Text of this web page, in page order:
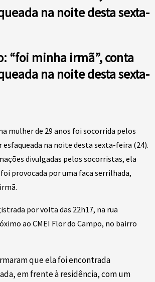
na noite desta sexta-
“foi minha irmã”, conta
na noite desta sexta-
mulher de 29 anos foi socorrida pelos
esfaqueada na noite desta sexta-feira (24).
divulgadas pelos socorristas, ela
provocada por uma faca serrilhada,
por volta das 22h17, na rua
ao CMEI Flor do Campo, no bairro
que ela foi encontrada
em frente à residência, com um